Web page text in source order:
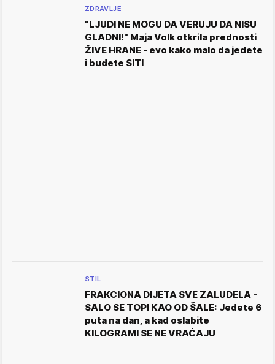
ZDRAVLJE
"LJUDI NE MOGU DA VERUJU DA NISU
GLADNI!" Maja Volk otkrila prednosti
ŽIVE HRANE - evo kako malo da jedete
i budete SITI
STIL
FRAKCIONA DIJETA SVE ZALUDELA -
SALO SE TOPI KAO OD ŠALE: Jedete 6
puta na dan, a kad oslabite
KILOGRAMI SE NE VRAĆAJU